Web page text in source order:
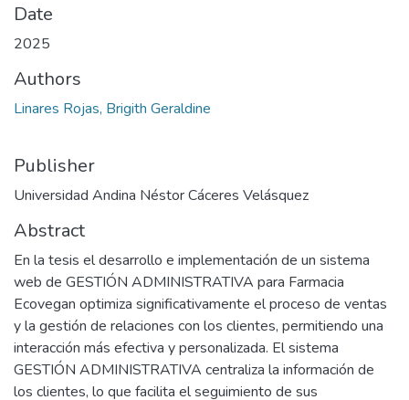
Date
2025
Authors
Linares Rojas, Brigith Geraldine
Publisher
Universidad Andina Néstor Cáceres Velásquez
Abstract
En la tesis el desarrollo e implementación de un sistema
web de GESTIÓN ADMINISTRATIVA para Farmacia
Ecovegan optimiza significativamente el proceso de ventas
y la gestión de relaciones con los clientes, permitiendo una
interacción más efectiva y personalizada. El sistema
GESTIÓN ADMINISTRATIVA centraliza la información de
los clientes, lo que facilita el seguimiento de sus